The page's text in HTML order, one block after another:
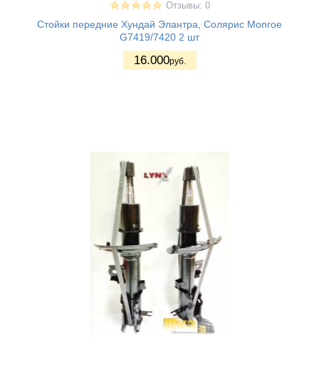
Отзывы: 0
Стойки передние Хундай Элантра, Солярис Monroe
G7419/7420 2 шт
16.000руб.